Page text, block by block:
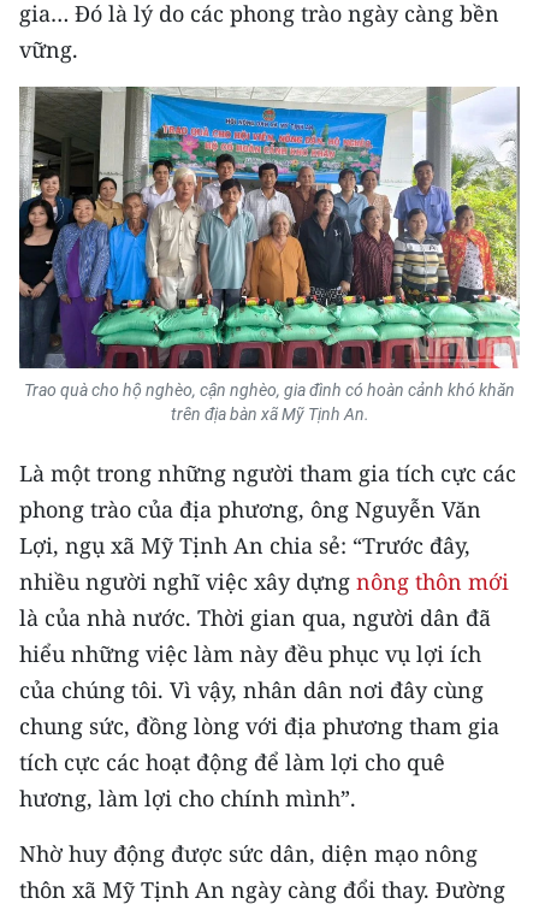
gia… Đó là lý do các phong trào ngày càng bền
vững.
Trao quà cho hộ nghèo, cận nghèo, gia đình có hoàn cảnh khó khăn
trên địa bàn xã Mỹ Tịnh An.
Là một trong những người tham gia tích cực các
phong trào của địa phương, ông Nguyễn Văn
Lợi, ngụ xã Mỹ Tịnh An chia sẻ: “Trước đây,
nhiều người nghĩ việc xây dựng nông thôn mới
là của nhà nước. Thời gian qua, người dân đã
hiểu những việc làm này đều phục vụ lợi ích
của chúng tôi. Vì vậy, nhân dân nơi đây cùng
chung sức, đồng lòng với địa phương tham gia
tích cực các hoạt động để làm lợi cho quê
hương, làm lợi cho chính mình”.
Nhờ huy động được sức dân, diện mạo nông
thôn xã Mỹ Tịnh An ngày càng đổi thay. Đường